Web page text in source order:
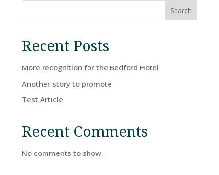
Us
Search
Recent Posts
More recognition for the Bedford Hotel
Another story to promote
Test Article
Recent Comments
No comments to show.